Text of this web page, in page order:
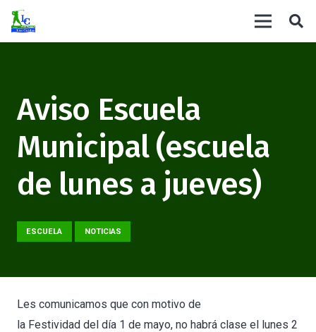
Aviso Escuela
Municipal (escuela
de lunes a jueves)
ESCUELA NOTICIAS
Les comunicamos que con motivo de
la Festividad del día 1 de mayo, no habrá clase el lunes 2